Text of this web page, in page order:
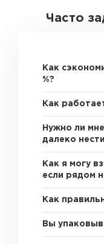
Часто
Как
%?
Как
Нужно ли
далеко
Как я могу
если рядом
Как
Вы